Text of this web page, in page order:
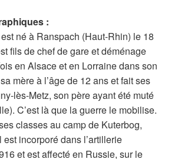
:
né à Ranspach (Haut-Rhin) le 18
fils de chef de gare et déménage
en Alsace et en Lorraine dans son
mère à l’âge de 12 ans et fait ses
lès-Metz, son père ayant été muté
C’est là que la guerre le mobilise.
classes au camp de Kuterbog,
incorporé dans l’artillerie
et est affecté en Russie, sur le